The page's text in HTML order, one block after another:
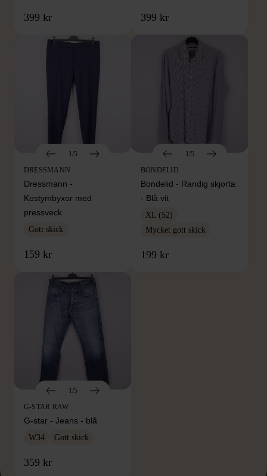
399 kr 399 kr
1/5
DRESSMANN
Dressmann -
Kostymbyxor med
pressveck
Gott skick
159 kr
1/5
BONDELID
Bondelid - Randig skjorta
- Blå vit
XL (52)
Mycket gott skick
199 kr
1/5
G-STAR RAW
G-star - Jeans - blå
W34 Gott skick
359 kr